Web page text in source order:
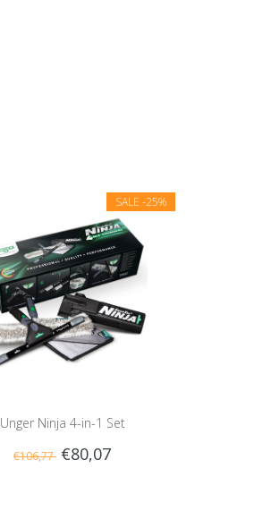
SALE -25%
Unger Ninja 4-in-1 Set
€106,77 €80,07